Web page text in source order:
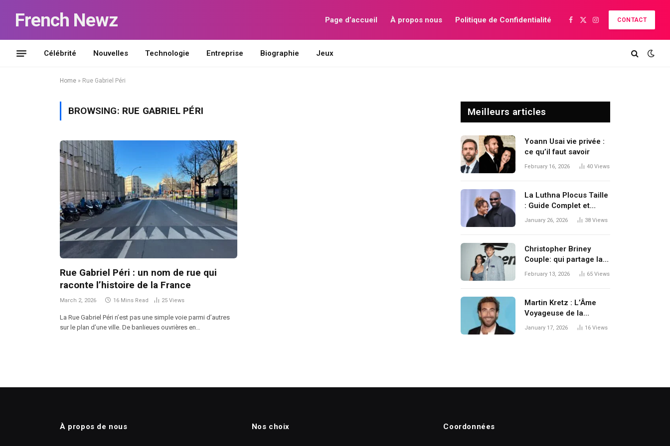
French Newz Page d’accueil À propos nous Politique de Confidentialité Facebook
X
Instagram
CONTACT
Célébrité Nouvelles Technologie Entreprise Biographie Jeux
Home » Rue Gabriel Péri
BROWSING: RUE GABRIEL PÉRI
Rue Gabriel Péri : un nom de rue qui
raconte l’histoire de la France
March 2, 2026 16 Mins Read 25 Views
La Rue Gabriel Péri n’est pas une simple voie parmi d’autres
sur le plan d’une ville. De banlieues ouvrières en…
Meilleurs articles
Yoann Usai vie privée :
ce qu’il faut savoir
February 16, 2026 40 Views
La Luthna Plocus Taille
: Guide Complet et
Pratique
January 26, 2026 38 Views
Christopher Briney
Couple: qui partage la
vie de l’acteur révélé
February 13, 2026 65 Views
Martin Kretz : L’Âme
Voyageuse de la
Télévision Française
January 17, 2026 16 Views
À propos de nous Nos choix Coordonnées